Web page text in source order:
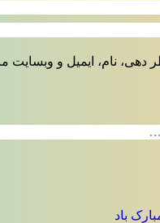
نام، ایمیل و وبسایت
باد